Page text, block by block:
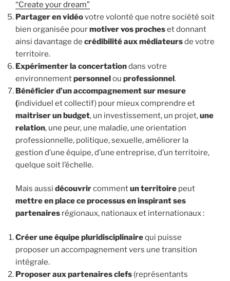
“Create your dream”
Partager en vidéovotre volonté que notre société soit
bien organisée pourmotiver vos procheset donnant
ainsi davantage de crédibilité aux médiateursde votre
territoire.
Expérimenter la concertationdans votre
environnementpersonnelou professionnel.
Bénéficier d’un accompagnement sur mesure
(individuel et collectif) pour mieux comprendre et
maitriser un budget, un investissement, un projet,une
relation, une peur, une maladie, une orientation
professionnelle, politique, sexuelle, améliorer la
gestion d’une équipe, d’une entreprise, d’un territoire,
quelque soit l’échelle.
Mais aussi découvrircommentun territoire peut
mettre en place ce processus en inspirant ses
partenaires régionaux, nationaux et internationaux :
Créer une équipe pluridisciplinairequi puisse
proposer un accompagnement vers une transition
intégrale.
Proposer aux partenaires clefs (représentants